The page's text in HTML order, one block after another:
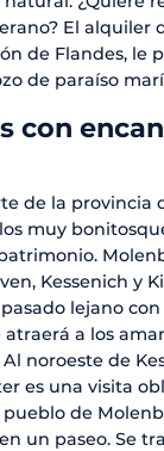
El alquiler
de Flandes, le
de paraíso
con
de la provincia
muy
Kessenich y
lejano con
a los
noroeste de
es una visita
de
un paseo. Se